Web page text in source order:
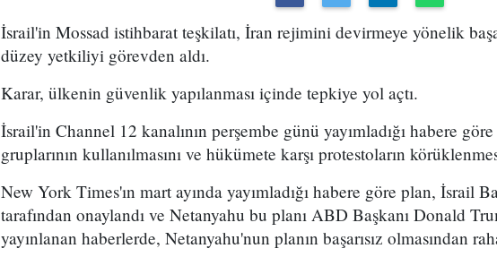
İsrail'in Mossad istihbarat teşkilatı, İran rejimini devirmeye yönelik
düzey yetkiliyi görevden aldı.
Karar, ülkenin güvenlik yapılanması içinde tepkiye yol açtı.
İsrail'in Channel 12 kanalının perşembe günü yayımladığı habere
gruplarının kullanılmasını ve hükümete karşı protestoların
New York Times'ın mart ayında yayımladığı habere göre plan, İsrail
tarafından onaylandı ve Netanyahu bu planı ABD Başkanı Donald
yayınlanan haberlerde, Netanyahu'nun planın başarısız olmasından